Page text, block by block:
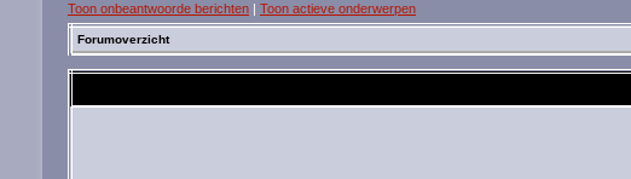
Toon onbeantwoorde berichten | Toon actieve onderwerpen
Forumoverzicht